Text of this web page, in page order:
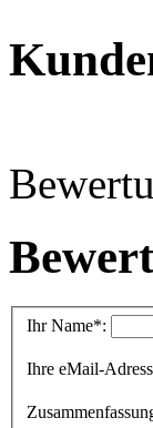
Ihr Name*:
Ihre eMail-